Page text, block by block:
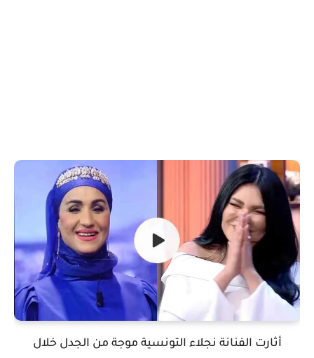
أثارت الفنانة نجلاء التونسية موجة من الجدل خلال